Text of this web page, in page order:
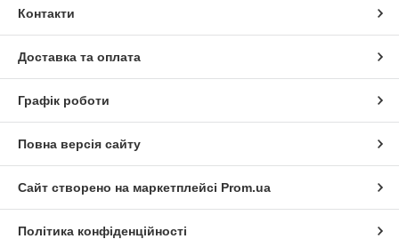
Контакти
Доставка та оплата
Графік роботи
Повна версія сайту
Сайт створено на маркетплейсі Prom.ua
Політика конфіденційності